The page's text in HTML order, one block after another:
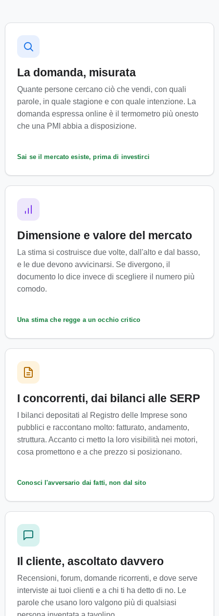
La domanda, misurata
Quante persone cercano ciò che vendi, con quali
parole, in quale stagione e con quale intenzione. La
domanda espressa online è il termometro più onesto
che una PMI abbia a disposizione.
Sai se il mercato esiste, prima di investirci
Dimensione e valore del mercato
La stima si costruisce due volte, dall'alto e dal basso,
e le due devono avvicinarsi. Se divergono, il
documento lo dice invece di scegliere il numero più
comodo.
Una stima che regge a un occhio critico
I concorrenti, dai bilanci alle SERP
I bilanci depositati al Registro delle Imprese sono
pubblici e raccontano molto: fatturato, andamento,
struttura. Accanto ci metto la loro visibilità nei motori,
cosa promettono e a che prezzo si posizionano.
Conosci l'avversario dai fatti, non dal sito
Il cliente, ascoltato davvero
Recensioni, forum, domande ricorrenti, e dove serve
interviste ai tuoi clienti e a chi ti ha detto di no. Le
parole che usano loro valgono più di qualsiasi